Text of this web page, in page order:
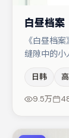
白昼档案
《白昼档
缝隙中的小
当。秦海
细节塑造
入片单。
日韩
9.5万